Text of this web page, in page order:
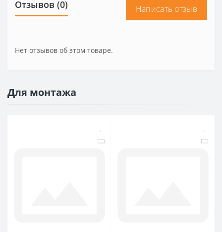
Отзывов (0) Написать отзыв
Нет отзывов об этом товаре.
Для монтажа